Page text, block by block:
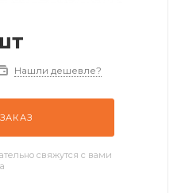
Нашли дешевле?
свяжутся с вами